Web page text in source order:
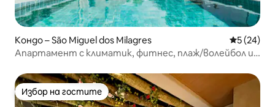
Кондо – São Miguel dos Milagres Средна
5 (24)
Апартамент с климатик, фитнес, плаж/волейбол и
Избор на гостите
Избор на гостите